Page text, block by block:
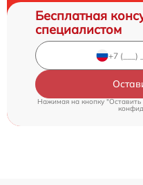
Бесплатная
специалистом
Нажимая на кнопку